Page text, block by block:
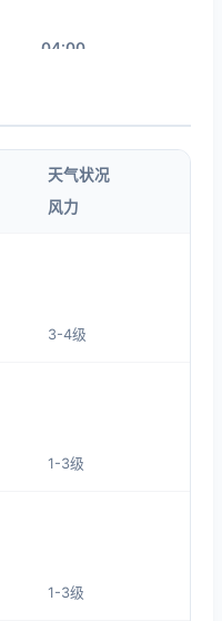
04:00
08:00
11:00
1-3
天气状况
风力
3-4级
1-3级
1-3级